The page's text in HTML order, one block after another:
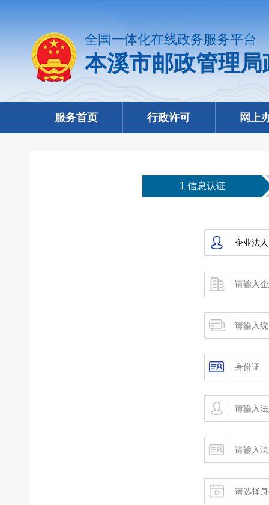
全国一体化在线政务服务平台
本溪市邮政管理
服务首页 行政许可 网上
1 信息认证